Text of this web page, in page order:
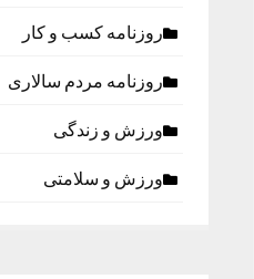
روزنامه كسب و كار
روزنامه مردم سالاری
ورزش و زندگی
ورزش و سلامتی